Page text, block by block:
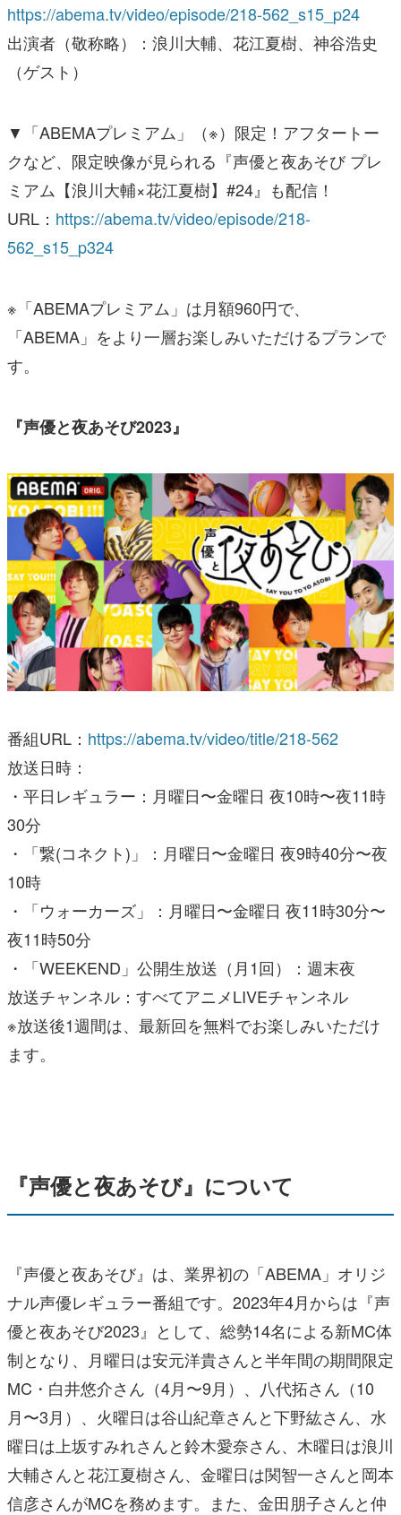
https://abema.tv/video/episode/218-562_s15_p24
出演者（敬称略）：浪川大輔、花江夏樹、神谷浩史
（ゲスト）
▼「ABEMAプレミアム」（※）限定！アフタートー
クなど、限定映像が見られる『声優と夜あそび プレ
ミアム【浪川大輔×花江夏樹】#24』も配信！
URL： https://abema.tv/video/episode/218-
562_s15_p324
※「ABEMAプレミアム」は月額960円で、
「ABEMA」をより一層お楽しみいただけるプランで
す。
『声優と夜あそび2023』
番組URL： https://abema.tv/video/title/218-562
放送日時：
・平日レギュラー：月曜日〜金曜日 夜10時〜夜11時
30分
・「繋(コネクト)」：月曜日〜金曜日 夜9時40分〜夜
10時
・「ウォーカーズ」：月曜日〜金曜日 夜11時30分〜
夜11時50分
・「WEEKEND」公開生放送（月1回）：週末夜
放送チャンネル：すべてアニメLIVEチャンネル
※放送後1週間は、最新回を無料でお楽しみいただけ
ます。
『声優と夜あそび』について
『声優と夜あそび』は、業界初の「ABEMA」オリジ
ナル声優レギュラー番組です。2023年4月からは『声
優と夜あそび2023』として、総勢14名による新MC体
制となり、月曜日は安元洋貴さんと半年間の期間限定
MC・白井悠介さん（4月〜9月）、八代拓さん（10
月〜3月）、火曜日は谷山紀章さんと下野紘さん、水
曜日は上坂すみれさんと鈴木愛奈さん、木曜日は浪川
大輔さんと花江夏樹さん、金曜日は関智一さんと岡本
信彦さんがMCを務めます。また、金田朋子さんと仲